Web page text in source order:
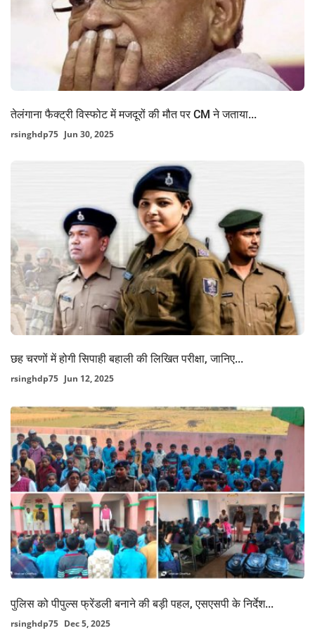
तेलंगाना फैक्ट्री विस्फोट में मजदूरों की मौत पर CM ने जताया...
rsinghdp75 Jun 30, 2025
छह चरणों में होगी सिपाही बहाली की लिखित परीक्षा, जानिए...
rsinghdp75 Jun 12, 2025
पुलिस को पीपुल्स फ्रेंडली बनाने की बड़ी पहल, एसएसपी के निर्देश...
rsinghdp75 Dec 5, 2025